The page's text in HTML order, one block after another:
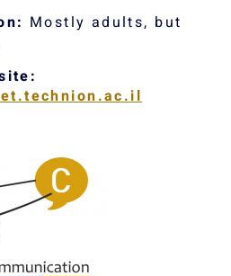
Mostly adults, but